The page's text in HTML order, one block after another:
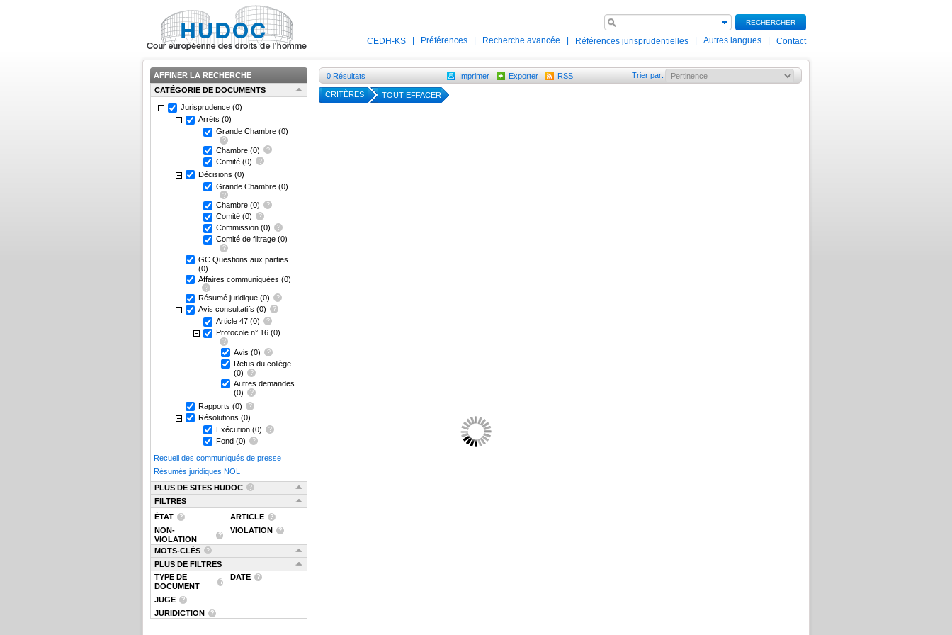
RECHERCHER
CEDH-KS Préférences Recherche avancée Références jurisprudentielles Autres langues Contact
AFFINER LA RECHERCHE
CATÉGORIE DE DOCUMENTS
Jurisprudence (0)
Arrêts (0)
Grande Chambre (0)
Chambre (0)
Comité (0)
Décisions (0)
Grande Chambre (0)
Chambre (0)
Comité (0)
Commission (0)
Comité de filtrage (0)
GC Questions aux parties
(0)
Affaires communiquées (0)
Résumé juridique (0)
Avis consultatifs (0)
Article 47 (0)
Protocole n° 16 (0)
Avis (0)
Refus du collège
(0)
Autres demandes
(0)
Rapports (0)
Résolutions (0)
Exécution (0)
Fond (0)
Recueil des communiqués de presse
Résumés juridiques NOL
PLUS DE SITES HUDOC
FILTRES
ÉTAT
ARTICLE
NON-
VIOLATION
VIOLATION
MOTS-CLÉS
PLUS DE FILTRES
TYPE DE
DOCUMENT
DATE
JUGE
JURIDICTION
0 Résultats Imprimer Exporter RSS Trier par:
CRITÈRES TOUT EFFACER